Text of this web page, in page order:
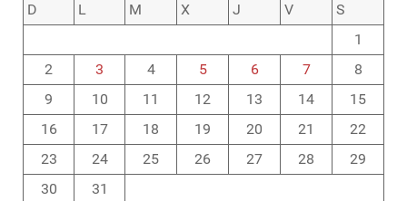
D
L M X J V
S
1
2
3 4 5 6 7
8
9
10 11 12 13 14
15
16
17 18 19 20 21
22
23
24 25 26 27 28
29
30
31